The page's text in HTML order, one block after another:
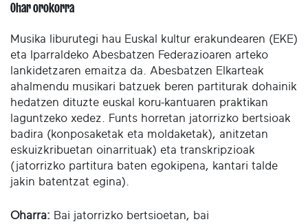
Ohar orokorra
Musika liburutegi hau Euskal kultur erakundearen (EKE)
eta Iparraldeko Abesbatzen Federazioaren arteko
lankidetzaren emaitza da. Abesbatzen Elkarteak
ahalmendu musikari batzuek beren partiturak dohainik
hedatzen dituzte euskal koru-kantuaren praktikan
laguntzeko xedez. Funts horretan jatorrizko bertsioak
badira (konposaketak eta moldaketak), anitzetan
eskuizkribuetan oinarrituak) eta transkripzioak
(jatorrizko partitura baten egokipena, kantari talde
jakin batentzat egina).
Oharra: Bai jatorrizko bertsioetan, bai